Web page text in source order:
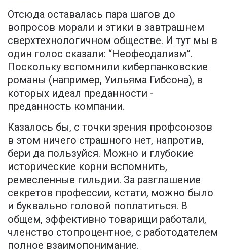
Отсюда оставалась пара шагов до
вопросов морали и этики в завтрашнем
сверхтехнологичном обществе. И тут мы в
один голос сказали: “Неофеодализм”.
Поскольку вспомнили киберпанковские
романы (например, Уильяма Гибсона), в
которых идеал преданности -
преданность компании.
Казалось бы, с точки зрения профсоюзов
в этом ничего страшного нет, напротив,
бери да пользуйся. Можно и глубокие
исторические корни вспомнить,
ремесленные гильдии. За разглашение
секретов профессии, кстати, можно было
и буквально головой поплатиться. В
общем, эффективно товарищи работали,
членство стопроцентное, с работодателем
полное взаимопонимание.